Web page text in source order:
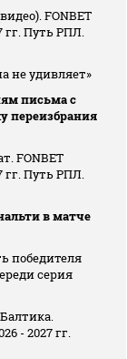
FONBET
гг. Путь РПЛ.
не удивляет»
письма с
переизбрания
FONBET
гг. Путь РПЛ.
в матче
победителя
серия
- 2027 гг.